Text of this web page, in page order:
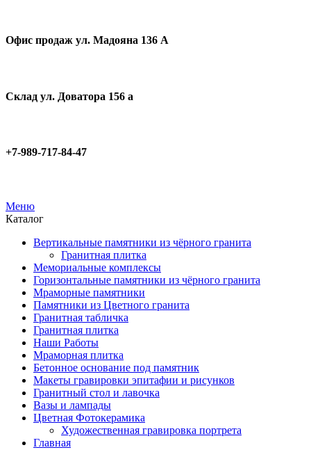
Офис продаж ул. Мадояна 136 А
Склад ул. Доватора 156 а
+7-989-717-84-47
Меню
Каталог
Вертикальные памятники из чёрного гранита
Гранитная плитка
Мемориальные комплексы
Горизонтальные памятники из чёрного гранита
Мраморные памятники
Памятники из Цветного гранита
Гранитная табличка
Гранитная плитка
Наши Работы
Мраморная плитка
Бетонное основание под памятник
Макеты гравировки эпитафии и рисунков
Гранитный стол и лавочка
Вазы и лампады
Цветная Фотокерамика
Художественная гравировка портрета
Главная